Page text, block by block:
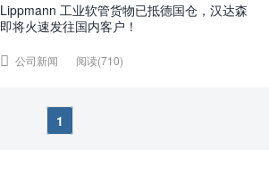
Lippmann 工业软管货物已抵德国仓，汉达森
即将火速发往国内客户！
公司新闻 阅读(710)
1